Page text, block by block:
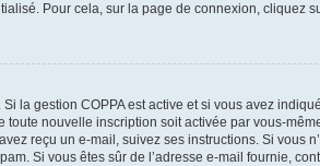
Pour cela, sur la page de connexion, cliquez
la gestion COPPA est active et si vous avez
nouvelle inscription soit activée par vous-
reçu un e-mail, suivez ses instructions. Si vous
Si vous êtes sûr de l’adresse e-mail fournie,